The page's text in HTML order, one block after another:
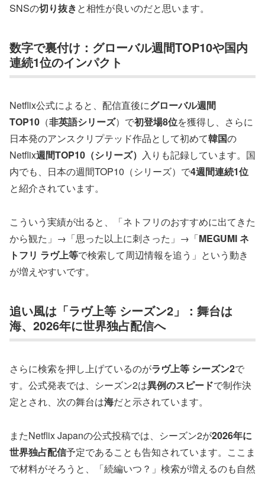
SNSの切り抜きと相性が良いのだと思います。
数字で裏付け：グローバル週間TOP10や国内
連続1位のインパクト
Netflix公式によると、配信直後にグローバル週間
TOP10 （非英語シリーズ）で初登場8位を獲得し、さらに
日本発のアンスクリプテッド作品として初めて韓国の
Netflix週間TOP10（シリーズ） 入りも記録しています。国
内でも、日本の週間TOP10（シリーズ）で4週間連続1位
と紹介されています。
こういう実績が出ると、「ネトフリのおすすめに出てきた
から観た」→「思った以上に刺さった」→「MEGUMI ネ
トフリ ラヴ上等で検索して周辺情報を追う」という動き
が増えやすいです。
追い風は「ラヴ上等 シーズン2」：舞台は
海、2026年に世界独占配信へ
さらに検索を押し上げているのがラヴ上等 シーズン2で
す。公式発表では、シーズン2は異例のスピードで制作決
定とされ、次の舞台は海だと示されています。
またNetflix Japanの公式投稿では、シーズン2が2026年に
世界独占配信予定であることも告知されています。ここま
で材料がそろうと、「続編いつ？」検索が増えるのも自然